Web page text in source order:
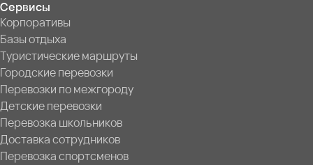
Сервисы
Корпоративы
Базы отдыха
Туристические маршруты
Городские перевозки
Перевозки по межгороду
Детские перевозки
Перевозка школьников
Доставка сотрудников
Перевозка спортсменов